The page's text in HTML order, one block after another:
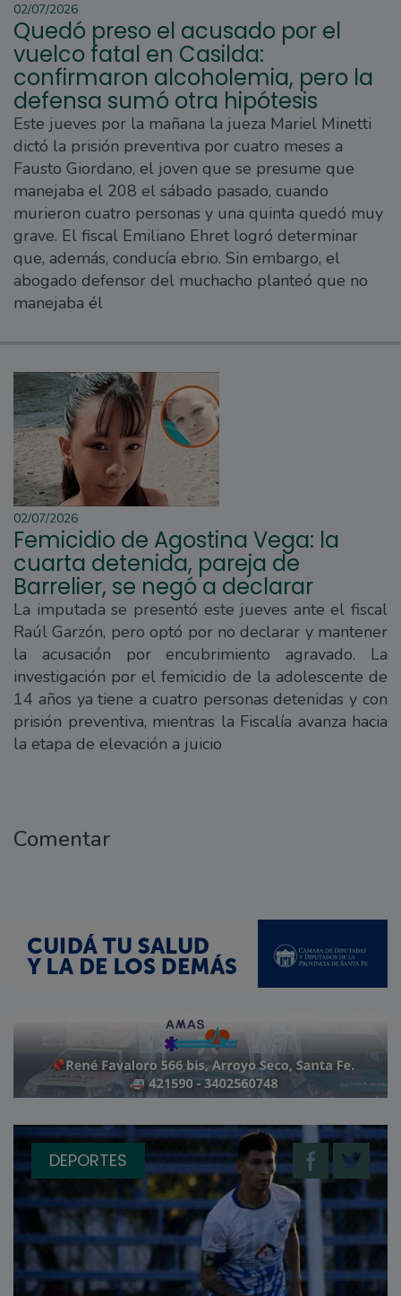
02/07/2026
Quedó preso el acusado por el
vuelco fatal en Casilda:
confirmaron alcoholemia, pero la
defensa sumó otra hipótesis
Este jueves por la mañana la jueza Mariel Minetti
dictó la prisión preventiva por cuatro meses a
Fausto Giordano, el joven que se presume que
manejaba el 208 el sábado pasado, cuando
murieron cuatro personas y una quinta quedó muy
grave. El fiscal Emiliano Ehret logró determinar
que, además, conducía ebrio. Sin embargo, el
abogado defensor del muchacho planteó que no
manejaba él
02/07/2026
Femicidio de Agostina Vega: la
cuarta detenida, pareja de
Barrelier, se negó a declarar
La imputada se presentó este jueves ante el fiscal
Raúl Garzón, pero optó por no declarar y mantener
la acusación por encubrimiento agravado. La
investigación por el femicidio de la adolescente de
14 años ya tiene a cuatro personas detenidas y con
prisión preventiva, mientras la Fiscalía avanza hacia
la etapa de elevación a juicio
Comentar
DEPORTES